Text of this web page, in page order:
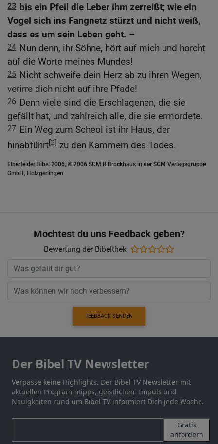
23 bis ein Pfeil die Leber ihm zerreißt; wie ein
Vogel sich ins Fangnetz stürzt und nicht weiß,
dass es um sein Leben geht. –
24 Nun denn, ihr Söhne, hört auf mich und horcht
auf die Worte meines Mundes!
25 Nicht schweife dein Herz ab zu ihren Wegen,
verirre dich nicht auf ihre Pfade!
26 Denn viele sind die Erschlagenen, die sie
gefällt hat, und zahlreich alle, die sie ermordete.
27 Ein Weg zum Scheol ist ihr Haus, der
hinabführt[3] zu den Kammern des Todes.
Elberfelder Bibel 2006, © 2006 SCM R.Brockhaus in der SCM Verlagsgruppe
GmbH, Holzgerlingen
Möchtest du uns Feedback geben?
Bewertung der Bibelthek
FEEDBACK SENDEN
Der Bibel TV Newsletter
Verpasse keine Highlights. Der Bibel TV Newsletter mit
aktuellen Programmtipps, geistlichem Impuls und
Neuigkeiten rund um Bibel TV informiert Dich jede Woche.
Gratis
anfordern